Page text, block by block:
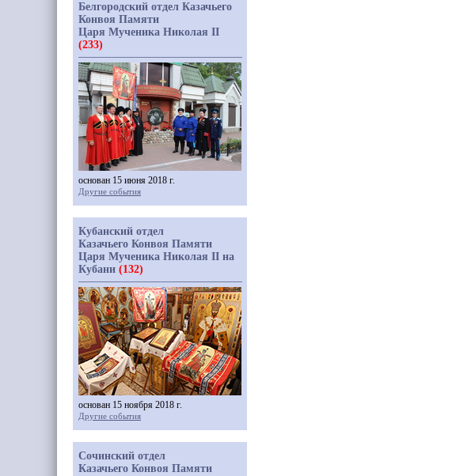
Белгородский отдел Казачьего
Конвоя Памяти
Царя Мученика Николая II
(233)
основан 15 июня 2018 г.
Другие события
Кубанский отдел
Казачьего Конвоя Памяти
Царя Мученика Николая II на
Кубани (132)
основан 15 ноября 2018 г.
Другие события
Сочинский отдел
Казачьего Конвоя Памяти